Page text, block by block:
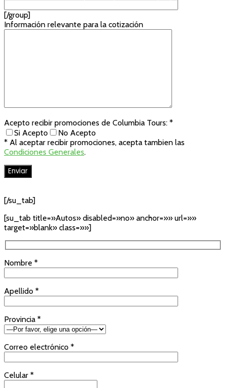
[/group]
Información relevante para la cotización
Acepto recibir promociones de Columbia Tours: *
Si Acepto
No Acepto
* Al aceptar recibir promociones, acepta tambien las
Condiciones Generales.
[/su_tab]
[su_tab title=»Autos» disabled=»no» anchor=»» url=»»
target=»blank» class=»»]
Nombre *
Apellido *
Provincia *
Correo electrónico *
Celular *